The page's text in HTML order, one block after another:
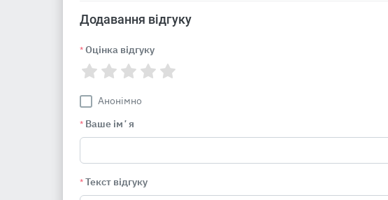
Додавання відгуку
* Оцінка відгуку
Анонімно
* Ваше імʼя
* Текст відгуку